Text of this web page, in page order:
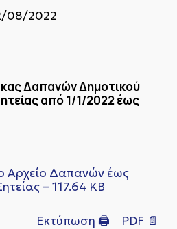
08/2022
Δαπανών Δημοτικού
από 1/1/2022 έως
Αρχείο Δαπανών έως
– 117.64 KB
Εκτύπωση 🖨 PDF 📄